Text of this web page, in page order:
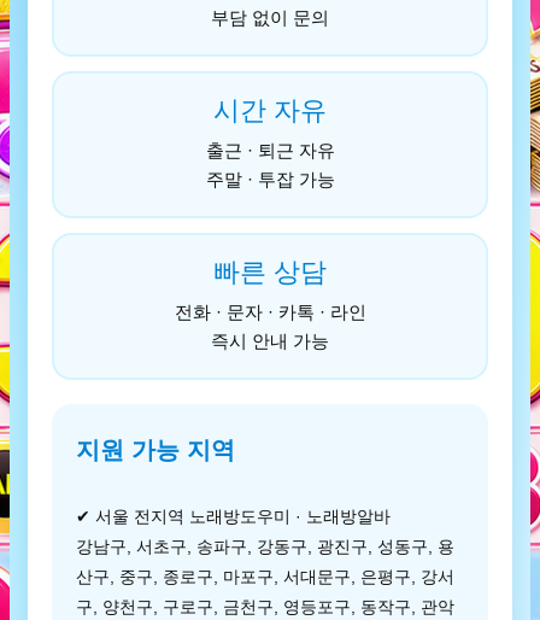
부담 없이 문의
시간 자유
출근 · 퇴근 자유
주말 · 투잡 가능
빠른 상담
전화 · 문자 · 카톡 · 라인
즉시 안내 가능
지원 가능 지역
✔ 서울 전지역 노래방도우미 · 노래방알바
강남구, 서초구, 송파구, 강동구, 광진구, 성동구, 용
산구, 중구, 종로구, 마포구, 서대문구, 은평구, 강서
구, 양천구, 구로구, 금천구, 영등포구, 동작구, 관악